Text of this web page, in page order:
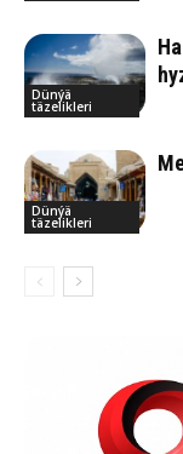
Dünýä
täzelikleri
Dünýä
täzelikleri